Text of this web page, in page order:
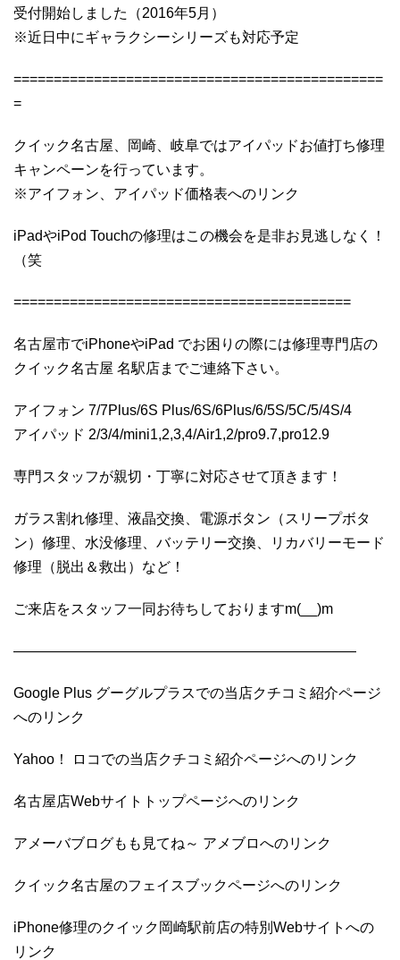
受付開始しました（2016年5月）
※近日中にギャラクシーシリーズも対応予定
==============================================
=
クイック名古屋、岡崎、岐阜ではアイパッドお値打ち修理
キャンペーンを行っています。
※アイフォン、アイパッド価格表へのリンク
iPadやiPod Touchの修理はこの機会を是非お見逃しなく！
（笑
==========================================
名古屋市でiPhoneやiPad でお困りの際には修理専門店の
クイック名古屋 名駅店までご連絡下さい。
アイフォン 7/7Plus/6S Plus/6S/6Plus/6/5S/5C/5/4S/4
アイパッド 2/3/4/mini1,2,3,4/Air1,2/pro9.7,pro12.9
専門スタッフが親切・丁寧に対応させて頂きます！
ガラス割れ修理、液晶交換、電源ボタン（スリープボタ
ン）修理、水没修理、バッテリー交換、リカバリーモード
修理（脱出＆救出）など！
ご来店をスタッフ一同お待ちしておりますm(__)m
————————————————————————
Google Plus グーグルプラスでの当店クチコミ紹介ページ
へのリンク
Yahoo！ ロコでの当店クチコミ紹介ページへのリンク
名古屋店Webサイトトップページへのリンク
アメーバブログもも見てね～ アメブロへのリンク
クイック名古屋のフェイスブックページへのリンク
iPhone修理のクイック岡崎駅前店の特別Webサイトへの
リンク